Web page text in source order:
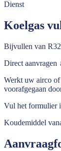
Dienst
Koelgas
Bijvullen van
Direct aanvragen
Werkt uw airco
voorafgegaan
Vul het formulier
Koudemiddel